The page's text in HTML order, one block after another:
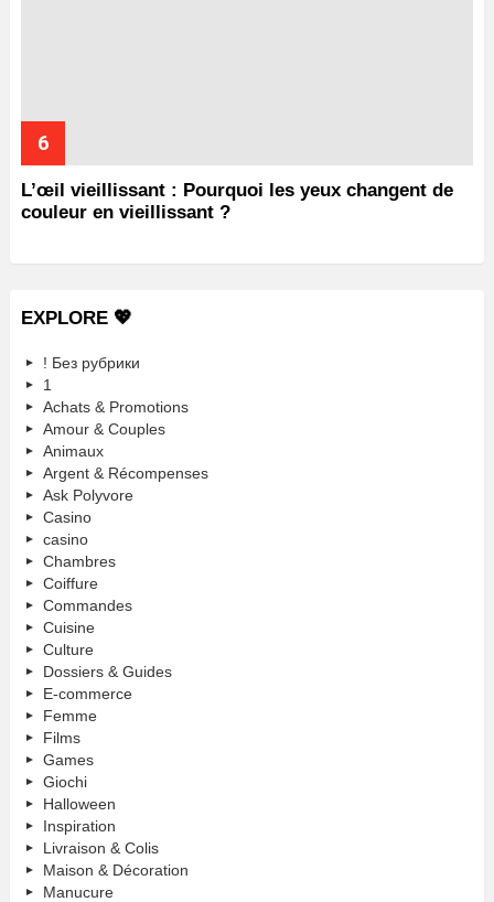
L’œil vieillissant : Pourquoi les yeux changent de
couleur en vieillissant ?
EXPLORE 💖
! Без рубрики
1
Achats & Promotions
Amour & Couples
Animaux
Argent & Récompenses
Ask Polyvore
Casino
casino
Chambres
Coiffure
Commandes
Cuisine
Culture
Dossiers & Guides
E-commerce
Femme
Films
Games
Giochi
Halloween
Inspiration
Livraison & Colis
Maison & Décoration
Manucure